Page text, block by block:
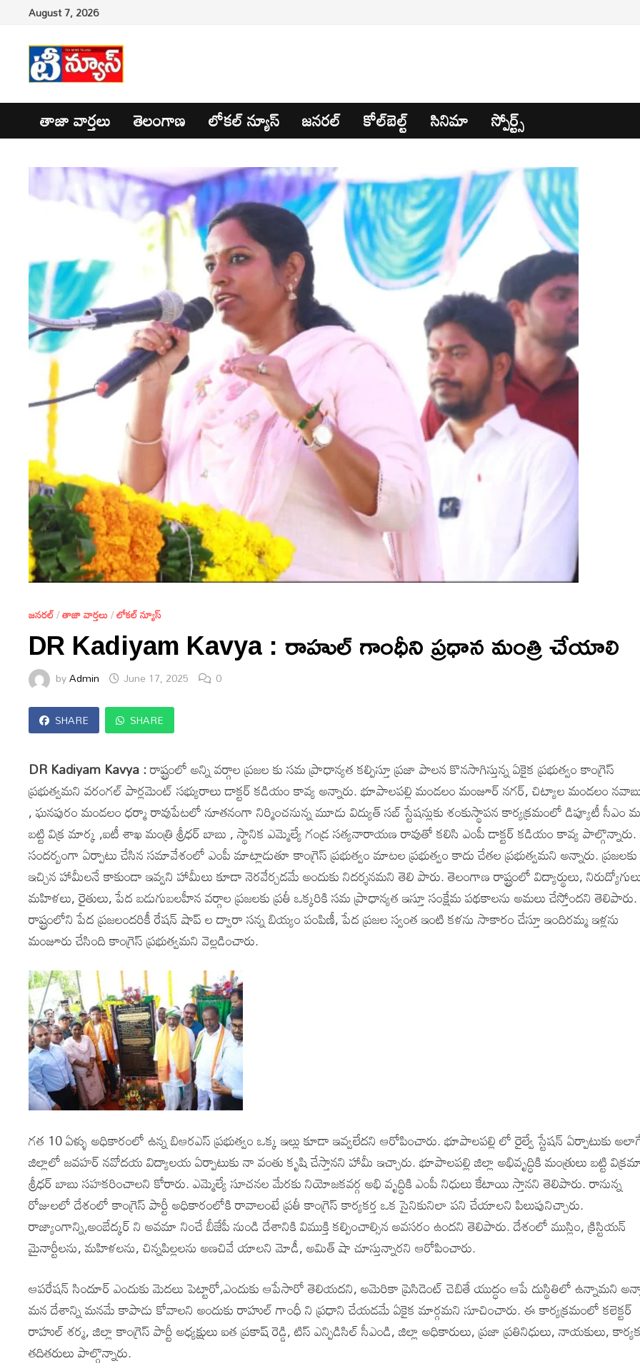
content
August 7, 2026
తాజా వార్తలు తెలంగాణ లోకల్ న్యూస్ జనరల్ కోల్‌బెల్ట్ సినిమా స్పోర్ట్స్
జనరల్/తాజా వార్తలు/లోకల్ న్యూస్
DR Kadiyam Kavya : రాహుల్ గాంధీని ప్రధాన మంత్రి చేయాలి
byAdmin June 17, 2025 0
SHARE SHARE
DR Kadiyam Kavya :రాష్ట్రంలో అన్ని వర్గాల ప్రజల కు సమ ప్రాధాన్యత కల్పిస్తూ ప్రజా పాలన కొనసాగిస్తున్న ఏకైక ప్రభుత్వం కాంగ్రెస్
ప్రభుత్వమని వరంగల్ పార్లమెంట్ సభ్యురాలు డాక్టర్ కడియం కావ్య అన్నారు. భూపాలపల్లి మండలం మంజూర్ నగర్, చిట్యాల మండలం
, ఘనపురం మండలం ధర్మా రావుపేటలో నూతనంగా నిర్మించనున్న మూడు విద్యుత్ సబ్ స్టేషన్లుకు శంకుస్థాపన కార్యక్రమంలో డిప్యూటీ సీఎం
బట్టి విక్ర మార్క ,ఐటీ శాఖ మంత్రి శ్రీధర్ బాబు , స్థానిక ఎమ్మెల్యే గండ్ర సత్యనారాయణ రావుతో కలిసి ఎంపీ డాక్టర్ కడియం కావ్య
సందర్బంగా ఏర్పాటు చేసిన సమావేశంలో ఎంపీ మాట్లాడుతూ కాంగ్రెస్ ప్రభుత్వం మాటల ప్రభుత్వం కాదు చేతల ప్రభుత్వమని అన్నారు. ప్రజలకు
ఇచ్చిన హామీలనే కాకుండా ఇవ్వని హామీలు కూడా నెరవేర్చడమే అందుకు నిదర్శనమని తెలి పారు. తెలంగాణ రాష్ట్రంలో విద్యార్థులు,
మహిళలు, రైతులు, పేద బడుగుబలహీన వర్గాల ప్రజలకు ప్రతీ ఒక్కరికి సమ ప్రాధాన్యత ఇస్తూ సంక్షేమ పథకాలను అమలు చేస్తోందని తెలిపారు.
రాష్ట్రంలోని పేద ప్రజలందరికీ రేషన్ షాప్ ల ద్వారా సన్న బియ్యం పంపిణీ, పేద ప్రజల స్వంత ఇంటి కళను సాకారం చేస్తూ ఇందిరమ్మ ఇళ్లను
మంజూరు చేసింది కాంగ్రెస్ ప్రభుత్వమని వెల్లడించారు.
గత 10 ఏళ్ళు అధికారంలో ఉన్న బిఆరఎస్ ప్రభుత్వం ఒక్క ఇల్లు కూడా ఇవ్వలేదని ఆరోపించారు. భూపాలపల్లి లో రైల్వే స్టేషన్ ఏర్పాటుకు
జిల్లాలో జవహర్ నవోదయ విద్యాలయ ఏర్పాటుకు నా వంతు కృషి చేస్తానని హామీ ఇచ్చారు. భూపాలపల్లి జిల్లా అభివృద్ధికి మంత్రులు బట్టి
శ్రీధర్ బాబు సహకరించాలని కోరారు. ఎమ్మెల్యే సూచనల మేరకు నియోజకవర్గ అభి వృద్ధికి ఎంపీ నిధులు కేటాయి స్తానని తెలిపారు. రానున్న
రోజులలో దేశంలో కాంగ్రెస్ పార్టీ అధికారంలోకి రావాలంటే ప్రతీ కాంగ్రెస్ కార్యకర్త ఒక సైనికునిలా పని చేయాలని పిలుపునిచ్చారు.
రాజ్యాంగాన్ని,అంబేద్కర్ ని అవమా నించే బీజేపీ నుండి దేశానికి విముక్తి కల్పించాల్సిన అవసరం ఉందని తెలిపారు. దేశంలో ముస్లిం, క్రిస్టియన్
మైనార్టీలను, మహిళలను, చిన్నపిల్లలను అణచివే యాలని మోడీ, అమిత్ షా చూస్తున్నారని ఆరోపించారు.
ఆపరేషన్ సిందూర్ ఎందుకు మెదలు పెట్టారో,ఎందుకు ఆపేసారో తెలియదని, అమెరికా ప్రెసిడెంట్ చెబితే యుద్ధం ఆపే దుస్థితిలో ఉన్నామని
మన దేశాన్ని మనమే కాపాడు కోవాలని అందుకు రాహుల్ గాంధీ ని ప్రధాని చేయడమే ఏకైక మార్గమని సూచించారు. ఈ కార్యక్రమంలో కలెక్టర్
రాహుల్ శర్మ, జిల్లా కాంగ్రెస్ పార్టీ అధ్యక్షులు ఐత ప్రకాష్ రెడ్డి, టిస్ ఎన్పిడిసిల్ సీఎండి, జిల్లా అధికారులు, ప్రజా ప్రతినిధులు, నాయకులు,
తదితరులు పాల్గొన్నారు.